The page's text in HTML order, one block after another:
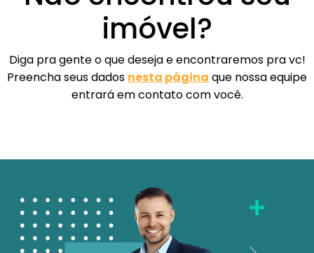
imóvel?
Diga pra gente o que deseja e encontraremos pra vc!
Preencha seus dados nesta página que nossa equipe
entrará em contato com você.